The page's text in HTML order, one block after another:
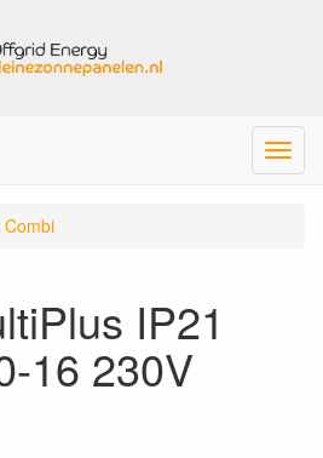
Menu
IP21
16 230V